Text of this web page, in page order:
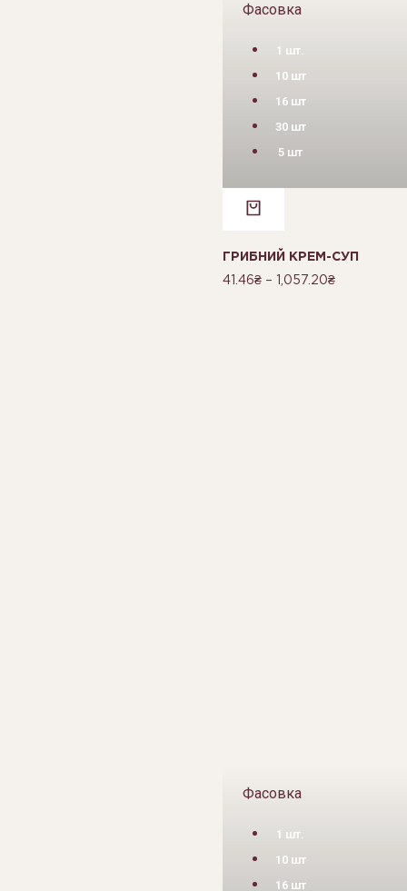
Фасовка
1 шт.
10 шт
16 шт
30 шт
5 шт
ГРИБНИЙ КРЕМ-СУП
41.46₴– 1,057.20₴
Фасовка
1 шт.
10 шт
16 шт